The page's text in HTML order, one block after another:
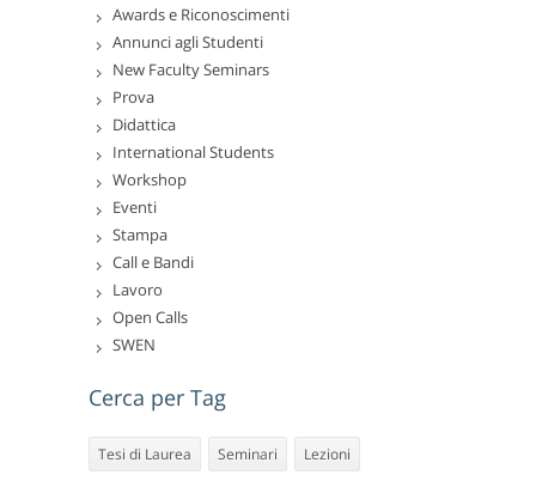
Awards e Riconoscimenti
Annunci agli Studenti
New Faculty Seminars
Prova
Didattica
International Students
Workshop
Eventi
Stampa
Call e Bandi
Lavoro
Open Calls
SWEN
Cerca per Tag
Tesi di Laurea Seminari Lezioni